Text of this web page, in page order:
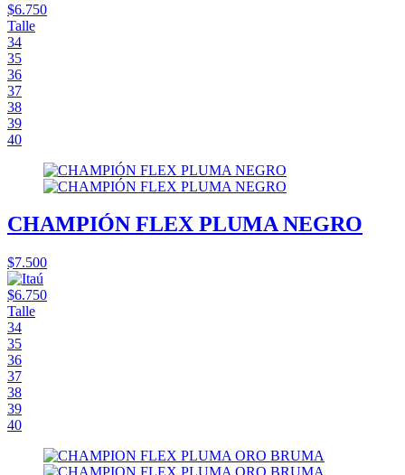
$6.750
Talle
34
35
36
37
38
39
40
CHAMPIÓN FLEX PLUMA NEGRO
$7.500
$6.750
Talle
34
35
36
37
38
39
40